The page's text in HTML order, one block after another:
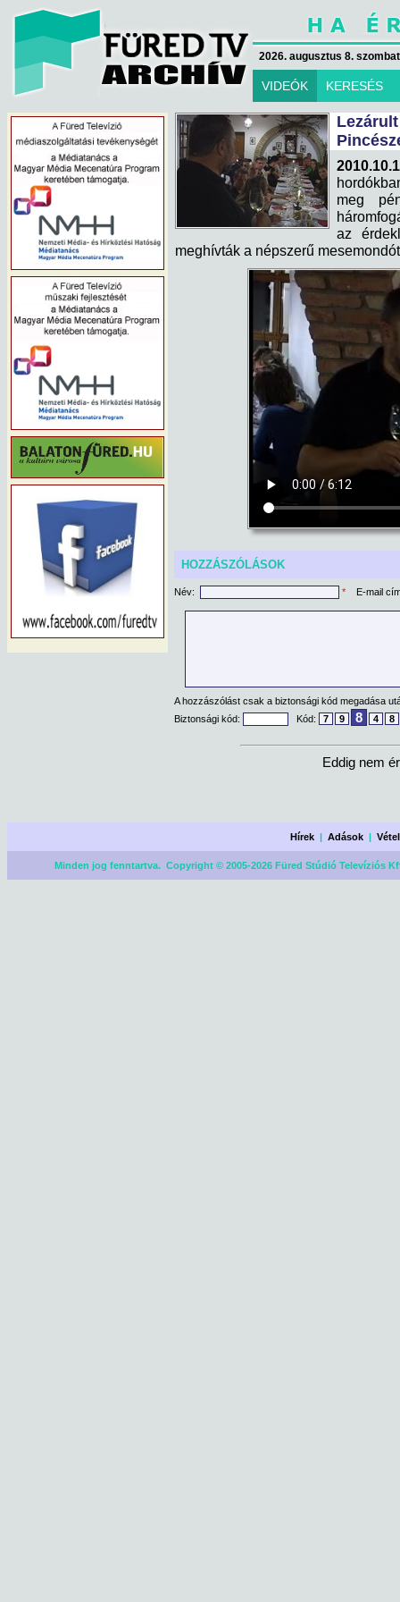
2026. augusztus 8.
VIDEÓK KERESÉS
meg
az
meghívták a népszerű
HOZZÁSZÓLÁSOK
Név: * E-mail
A hozzászólást csak a biztonsági kód megadása
Biztonsági kód:
Kód: 7 9 8 4 8
Eddig nem
Hírek |Adások |
Minden jog fenntartva. Copyright © 2005-2026 Füred Stúdió Televíziós